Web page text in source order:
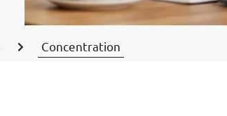
Concentration